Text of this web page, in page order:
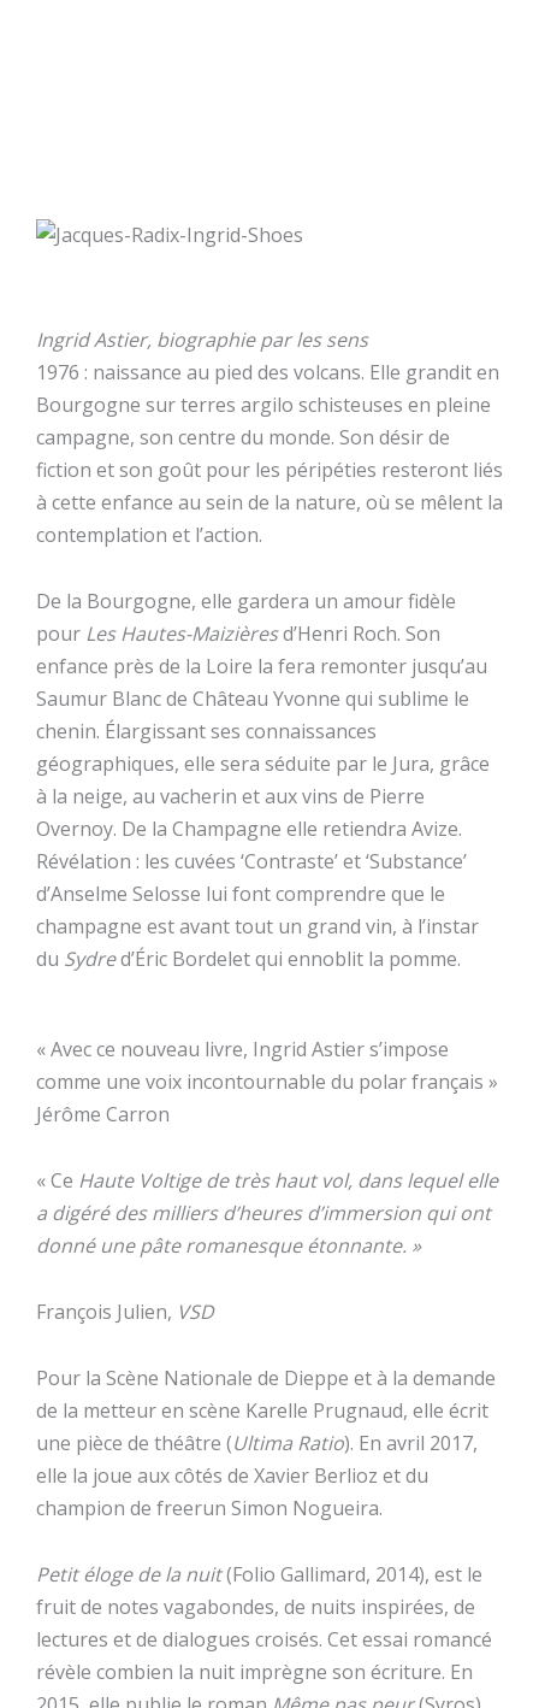
Ingrid Astier, biographie par les sens
1976 : naissance au pied des volcans. Elle grandit en
Bourgogne sur terres argilo schisteuses en pleine
campagne, son centre du monde. Son désir de
fiction et son goût pour les péripéties resteront liés
à cette enfance au sein de la nature, où se mêlent la
contemplation et l’action.
De la Bourgogne, elle gardera un amour fidèle
pour Les Hautes-Maizièresd’Henri Roch. Son
enfance près de la Loire la fera remonter jusqu’au
Saumur Blanc de Château Yvonne qui sublime le
chenin. Élargissant ses connaissances
géographiques, elle sera séduite par le Jura, grâce
à la neige, au vacherin et aux vins de Pierre
Overnoy. De la Champagne elle retiendra Avize.
Révélation : les cuvées ‘Contraste’ et ‘Substance’
d’Anselme Selosse lui font comprendre que le
champagne est avant tout un grand vin, à l’instar
du Sydred’Éric Bordelet qui ennoblit la pomme.
« Avec ce nouveau livre, Ingrid Astier s’impose
comme une voix incontournable du polar français »
Jérôme Carron
« Ce Haute Voltige de très haut vol, dans lequel elle
a digéré des milliers d’heures d’immersion qui ont
donné une pâte romanesque étonnante. »
François Julien, VSD
Pour la Scène Nationale de Dieppe et à la demande
de la metteur en scène Karelle Prugnaud, elle écrit
une pièce de théâtre (Ultima Ratio). En avril 2017,
elle la joue aux côtés de Xavier Berlioz et du
champion de freerun Simon Nogueira.
Petit éloge de la nuit(Folio Gallimard, 2014), est le
fruit de notes vagabondes, de nuits inspirées, de
lectures et de dialogues croisés. Cet essai romancé
révèle combien la nuit imprègne son écriture. En